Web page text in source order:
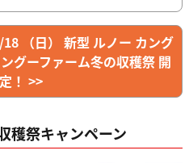
（日） 新型 ルノー カング
グーファーム冬の収穫祭 開
！ >>
穫祭キャンペーン